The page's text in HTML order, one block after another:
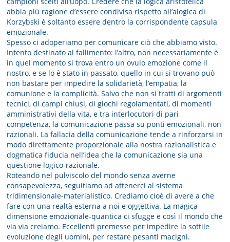
abbia più ragione d’essere condivisa rispetto all’alogica di
Korzybski è soltanto essere dentro la corrispondente capsula
emozionale.
Spesso ci adoperiamo per comunicare ciò che abbiamo visto.
Intento destinato al fallimento: l’altro, non necessariamente è
in quel momento si trova entro un ovulo emozione come il
nostro, e se lo è stato in passato, quello in cui si trovano può
non bastare per impedire la solidarietà, l’empatia, la
comunione e la complicità. Salvo che non si tratti di argomenti
tecnici, di campi chiusi, di giochi regolamentati, di momenti
amministrativi della vita, e tra interlocutori di pari
competenza, la comunicazione passa su ponti emozionali, non
razionali. La fallacia della comunicazione tende a rinforzarsi in
modo direttamente proporzionale alla nostra razionalistica e
dogmatica fiducia nell’idea che la comunicazione sia una
questione logico-razionale.
Roteando nel pulviscolo del mondo senza averne
consapevolezza, seguitiamo ad attenerci al sistema
tridimensionale-materialistico. Crediamo cioè di avere a che
fare con una realtà esterna a noi e oggettiva. La magica
dimensione emozionale-quantica ci sfugge e così il mondo che
via via creiamo. Eccellenti premesse per impedire la sottile
evoluzione degli uomini, per restare pesanti macigni.